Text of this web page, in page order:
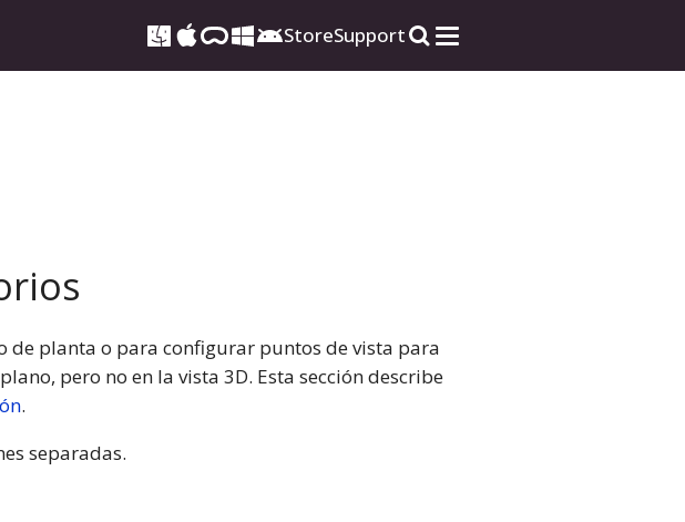
StoreSupport
planta o para configurar puntos de vista para
pero no en la vista 3D. Esta sección describe
.
separadas.